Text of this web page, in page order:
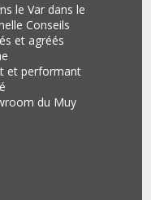
le Var dans le
Conseils
et agréés
et performant
du Muy